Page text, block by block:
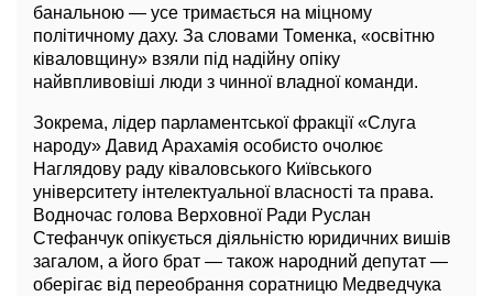
банальною — усе тримається на міцному
політичному даху. За словами Томенка, «освітню
ківаловщину» взяли під надійну опіку
найвпливовіші люди з чинної владної команди.
Зокрема, лідер парламентської фракції «Слуга
народу» Давид Арахамія особисто очолює
Наглядову раду ківаловського Київського
університету інтелектуальної власності та права.
Водночас голова Верховної Ради Руслан
Стефанчук опікується діяльністю юридичних вишів
загалом, а його брат — також народний депутат —
оберігає від переобрання соратницю Медведчука